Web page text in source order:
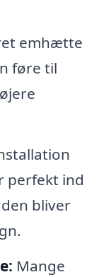
emhætte
føre til
perfekt ind
bliver
Mange